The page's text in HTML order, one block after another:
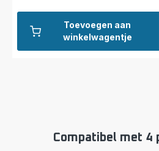
Toevoegen aan
winkelwagentje
Compatibel met 4